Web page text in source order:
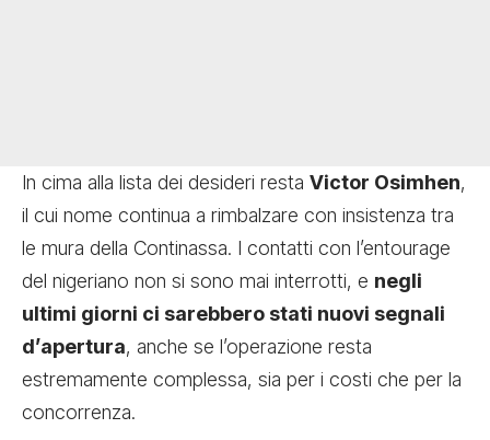
In cima alla lista dei desideri resta Victor Osimhen,
il cui nome continua a rimbalzare con insistenza tra
le mura della Continassa. I contatti con l’entourage
del nigeriano non si sono mai interrotti, e negli
ultimi giorni ci sarebbero stati nuovi segnali
d’apertura, anche se l’operazione resta
estremamente complessa, sia per i costi che per la
concorrenza.